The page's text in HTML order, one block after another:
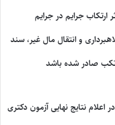
ارتکاب جرایم در جرایم
و انتقال مال غیر، سند
صادر شده باشد
نتایج نهایی آزمون دکتری